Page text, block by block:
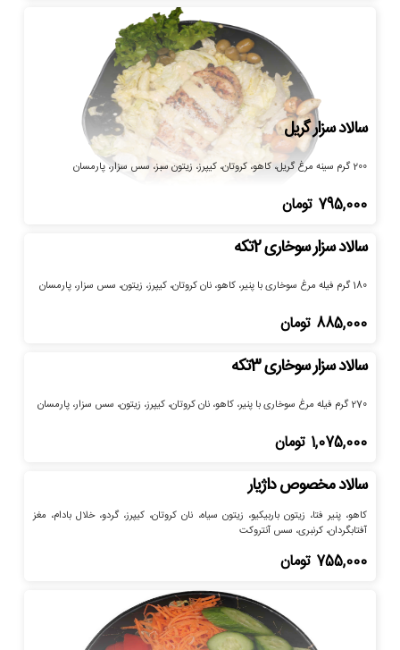
سالاد سزار گریل
200 گرم سینه مرغ گریل، کاهو، کروتان، کیپرز، زیتون سبز، سس سزار، پارمسان
795,000 تومان
سالاد سزار سوخاری 2تکه
180 گرم فیله مرغ سوخاری با پنیر، کاهو، نان کروتان، کیپرز، زیتون، سس سزار، پارمسان
885,000 تومان
سالاد سزار سوخاری 3تکه
270 گرم فیله مرغ سوخاری با پنیر، کاهو، نان کروتان، کیپرز، زیتون، سس سزار، پارمسان
1,075,000 تومان
سالاد مخصوص داژیار
کاهو، پنیر فتا، زیتون باربیکیو، زیتون سیاه، نان کروتان، کیپرز، گردو، خلال بادام، مغز
آفتابگردان، کرنبری، سس آنتروکت
755,000 تومان